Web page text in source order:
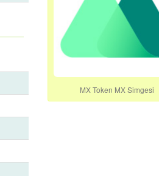
MX Token MX Simgesi